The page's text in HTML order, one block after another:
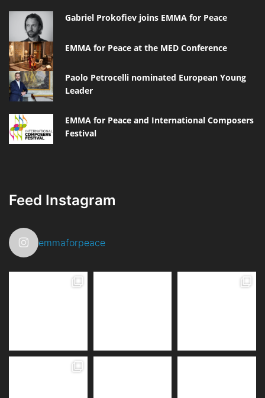
Gabriel Prokofiev joins EMMA for Peace
EMMA for Peace at the MED Conference
Paolo Petrocelli nominated European Young
Leader
EMMA for Peace and International Composers
Festival
Feed Instagram
emmaforpeace